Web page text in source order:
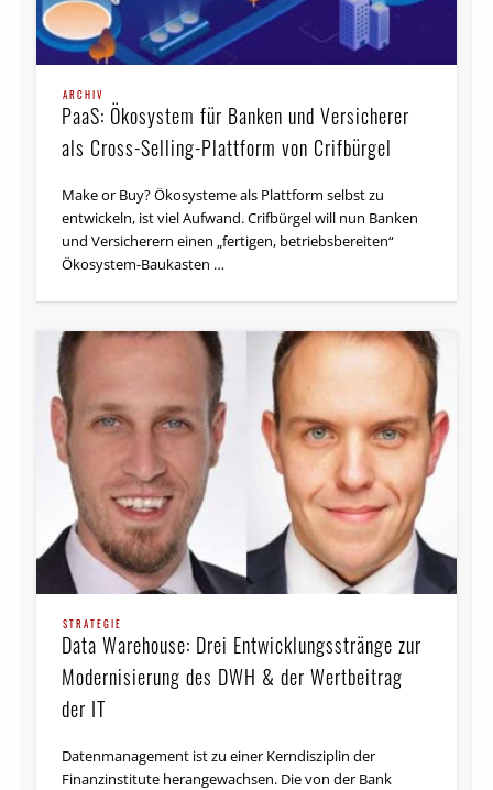
ARCHIV
PaaS: Ökosystem für Banken und Versicherer
als Cross-Selling-Plattform von Crifbürgel
Make or Buy? Ökosysteme als Plattform selbst zu
entwickeln, ist viel Aufwand. Crifbürgel will nun Banken
und Versicherern einen „fertigen, betriebsbereiten“
Ökosystem-Baukasten …
STRATEGIE
Data Warehouse: Drei Entwicklungsstränge zur
Modernisierung des DWH & der Wertbeitrag
der IT
Datenmanagement ist zu einer Kerndisziplin der
Finanzinstitute herangewachsen. Die von der Bank